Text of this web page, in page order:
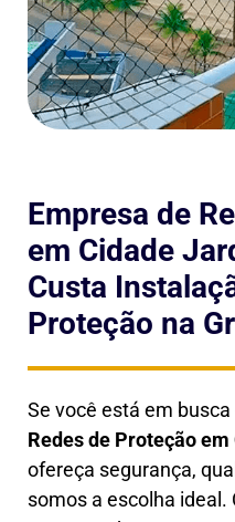
Empresa de
em Cidade
Custa
Proteção na
Se você está em
Redes de Proteção em
ofereça segurança,
somos a escolha ideal.